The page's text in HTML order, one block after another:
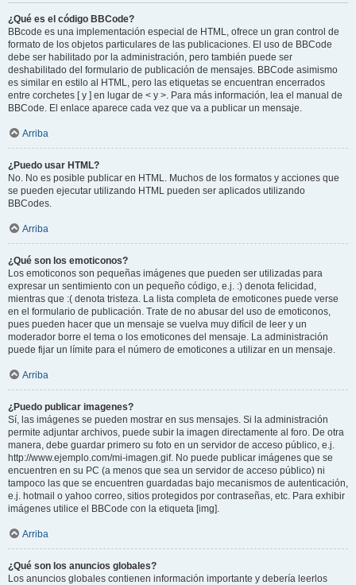
¿Qué es el código BBCode?
BBcode es una implementación especial de HTML, ofrece un gran control de
formato de los objetos particulares de las publicaciones. El uso de BBCode
debe ser habilitado por la administración, pero también puede ser
deshabilitado del formulario de publicación de mensajes. BBCode asimismo
es similar en estilo al HTML, pero las etiquetas se encuentran encerrados
entre corchetes [ y ] en lugar de < y >. Para más información, lea el manual de
BBCode. El enlace aparece cada vez que va a publicar un mensaje.
Arriba
¿Puedo usar HTML?
No. No es posible publicar en HTML. Muchos de los formatos y acciones que
se pueden ejecutar utilizando HTML pueden ser aplicados utilizando
BBCodes.
Arriba
¿Qué son los emoticonos?
Los emoticonos son pequeñas imágenes que pueden ser utilizadas para
expresar un sentimiento con un pequeño código, e.j. :) denota felicidad,
mientras que :( denota tristeza. La lista completa de emoticones puede verse
en el formulario de publicación. Trate de no abusar del uso de emoticonos,
pues pueden hacer que un mensaje se vuelva muy difícil de leer y un
moderador borre el tema o los emoticones del mensaje. La administración
puede fijar un límite para el número de emoticones a utilizar en un mensaje.
Arriba
¿Puedo publicar imagenes?
Sí, las imágenes se pueden mostrar en sus mensajes. Si la administración
permite adjuntar archivos, puede subir la imagen directamente al foro. De otra
manera, debe guardar primero su foto en un servidor de acceso público, e.j.
http://www.ejemplo.com/mi-imagen.gif. No puede publicar imágenes que se
encuentren en su PC (a menos que sea un servidor de acceso público) ni
tampoco las que se encuentren guardadas bajo mecanismos de autenticación,
e.j. hotmail o yahoo correo, sitios protegidos por contraseñas, etc. Para exhibir
imágenes utilice el BBCode con la etiqueta [img].
Arriba
¿Qué son los anuncios globales?
Los anuncios globales contienen información importante y debería leerlos